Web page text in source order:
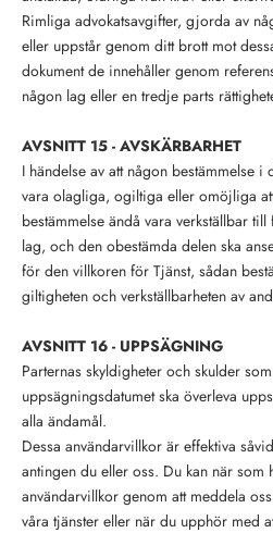
Rimliga advokatsavgifter, gjorda av
eller uppstår genom ditt brott mot
dokument de innehåller genom
någon lag eller en tredje parts
AVSNITT 15 - AVSKÄRBARHET
I händelse av att någon bestämmelse i
vara olagliga, ogiltiga eller omöjliga
bestämmelse ändå vara verkställbar
lag, och den obestämda delen ska
för den villkoren för Tjänst, sådan
giltigheten och verkställbarheten av
AVSNITT 16 - UPPSÄGNING
Parternas skyldigheter och skulder
uppsägningsdatumet ska överleva
alla ändamål.
Dessa användarvillkor är effektiva
antingen du eller oss. Du kan när som
användarvillkor genom att meddela
våra tjänster eller när du upphör med